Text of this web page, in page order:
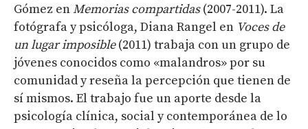
Gómez enMemorias compartidas(2007-2011). La
fotógrafa y psicóloga, Diana Rangel en Voces de
un lugar imposible(2011) trabaja con un grupo de
jóvenes conocidos como «malandros» por su
comunidad y reseña la percepción que tienen de
sí mismos. El trabajo fue un aporte desde la
psicología clínica, social y contemporánea de lo